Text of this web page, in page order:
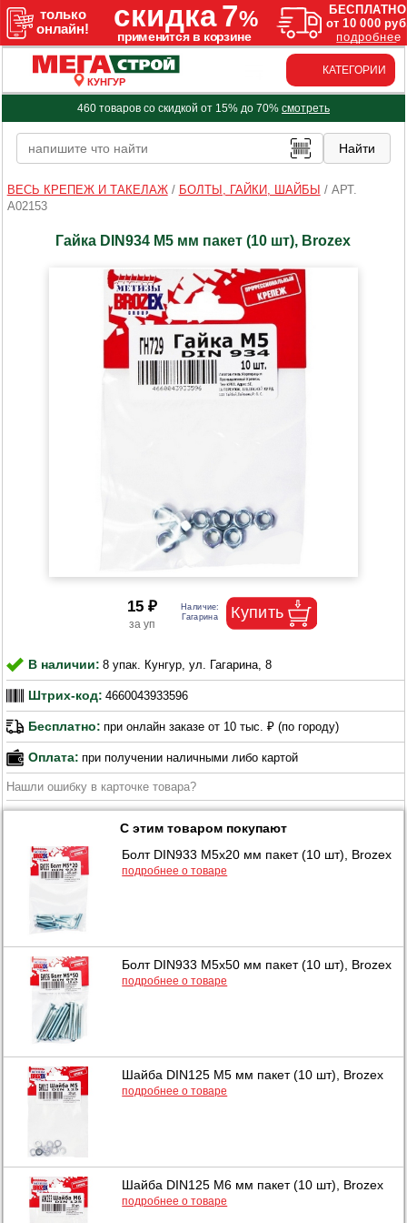
КУНГУР
КАТЕГОРИИ
460 товаров со скидкой от 15% до 70% смотреть
ВЕСЬ КРЕПЕЖ И ТАКЕЛАЖ/ БОЛТЫ, ГАЙКИ, ШАЙБЫ / АРТ.
A02153
Гайка DIN934 М5 мм пакет (10 шт), Brozex
15 ₽
В наличии: 8 упак. Кунгур, ул. Гагарина, 8
Штрих-код: 4660043933596
Бесплатно: при онлайн заказе от 10 тыс. ₽ (по городу)
Оплата: при получении наличными либо картой
Нашли ошибку в карточке товара?
С этим товаром покупают
Болт DIN933 М5х20 мм пакет (10 шт), Brozex
подробнее о товаре
Болт DIN933 М5х50 мм пакет (10 шт), Brozex
подробнее о товаре
Шайба DIN125 М5 мм пакет (10 шт), Brozex
подробнее о товаре
Шайба DIN125 М6 мм пакет (10 шт), Brozex
подробнее о товаре